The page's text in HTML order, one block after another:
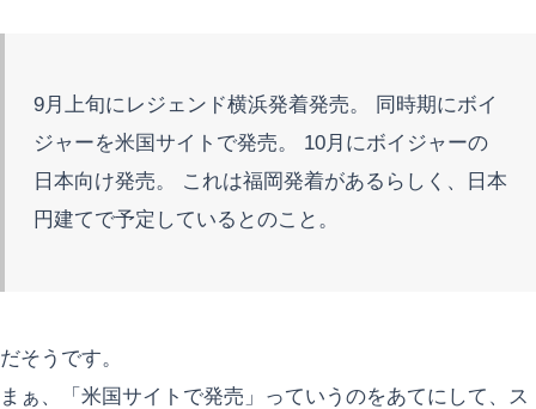
9月上旬にレジェンド横浜発着発売。 同時期にボイ
ジャーを米国サイトで発売。 10月にボイジャーの
日本向け発売。 これは福岡発着があるらしく、日本
円建てで予定しているとのこと。
だそうです。
まぁ、「米国サイトで発売」っていうのをあてにして、ス